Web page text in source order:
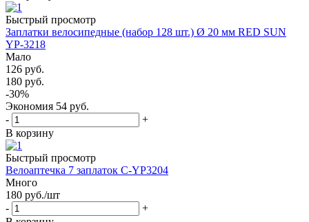
Быстрый просмотр
Заплатки велосипедные (набор 128 шт.) Ø 20 мм RED SUN
YP-3218
Мало
126 руб.
180 руб.
-30%
Экономия 54 руб.
-
+
В корзину
Быстрый просмотр
Велоаптечка 7 заплаток C-YP3204
Много
180 руб./шт
-
+